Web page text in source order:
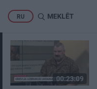
RU MEKLĒT
00:23:09